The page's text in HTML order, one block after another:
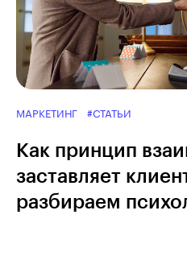
МАРКЕТИНГ #СТАТЬИ
Как принцип
заставляет
разбираем